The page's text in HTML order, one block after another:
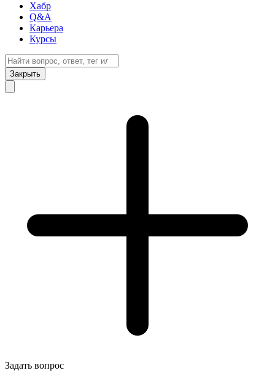
Хабр
Q&A
Карьера
Курсы
Закрыть
Задать вопрос